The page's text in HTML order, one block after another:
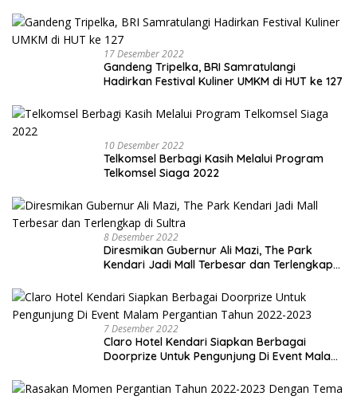
17 Desember 2022
Gandeng Tripelka, BRI Samratulangi
Hadirkan Festival Kuliner UMKM di HUT ke 127
10 Desember 2022
Telkomsel Berbagi Kasih Melalui Program
Telkomsel Siaga 2022
8 Desember 2022
Diresmikan Gubernur Ali Mazi, The Park
Kendari Jadi Mall Terbesar dan Terlengkap
7 Desember 2022
Claro Hotel Kendari Siapkan Berbagai
Doorprize Untuk Pengunjung Di Event Malam